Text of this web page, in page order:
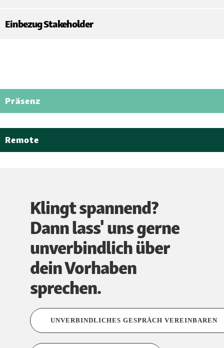
Einbezug Stakeholder
Präsenz
Remote
Klingt spannend?
Dann lass' uns gerne
unverbindlich über
dein Vorhaben
sprechen.
UNVERBINDLICHES GESPRÄCH VEREINBAREN